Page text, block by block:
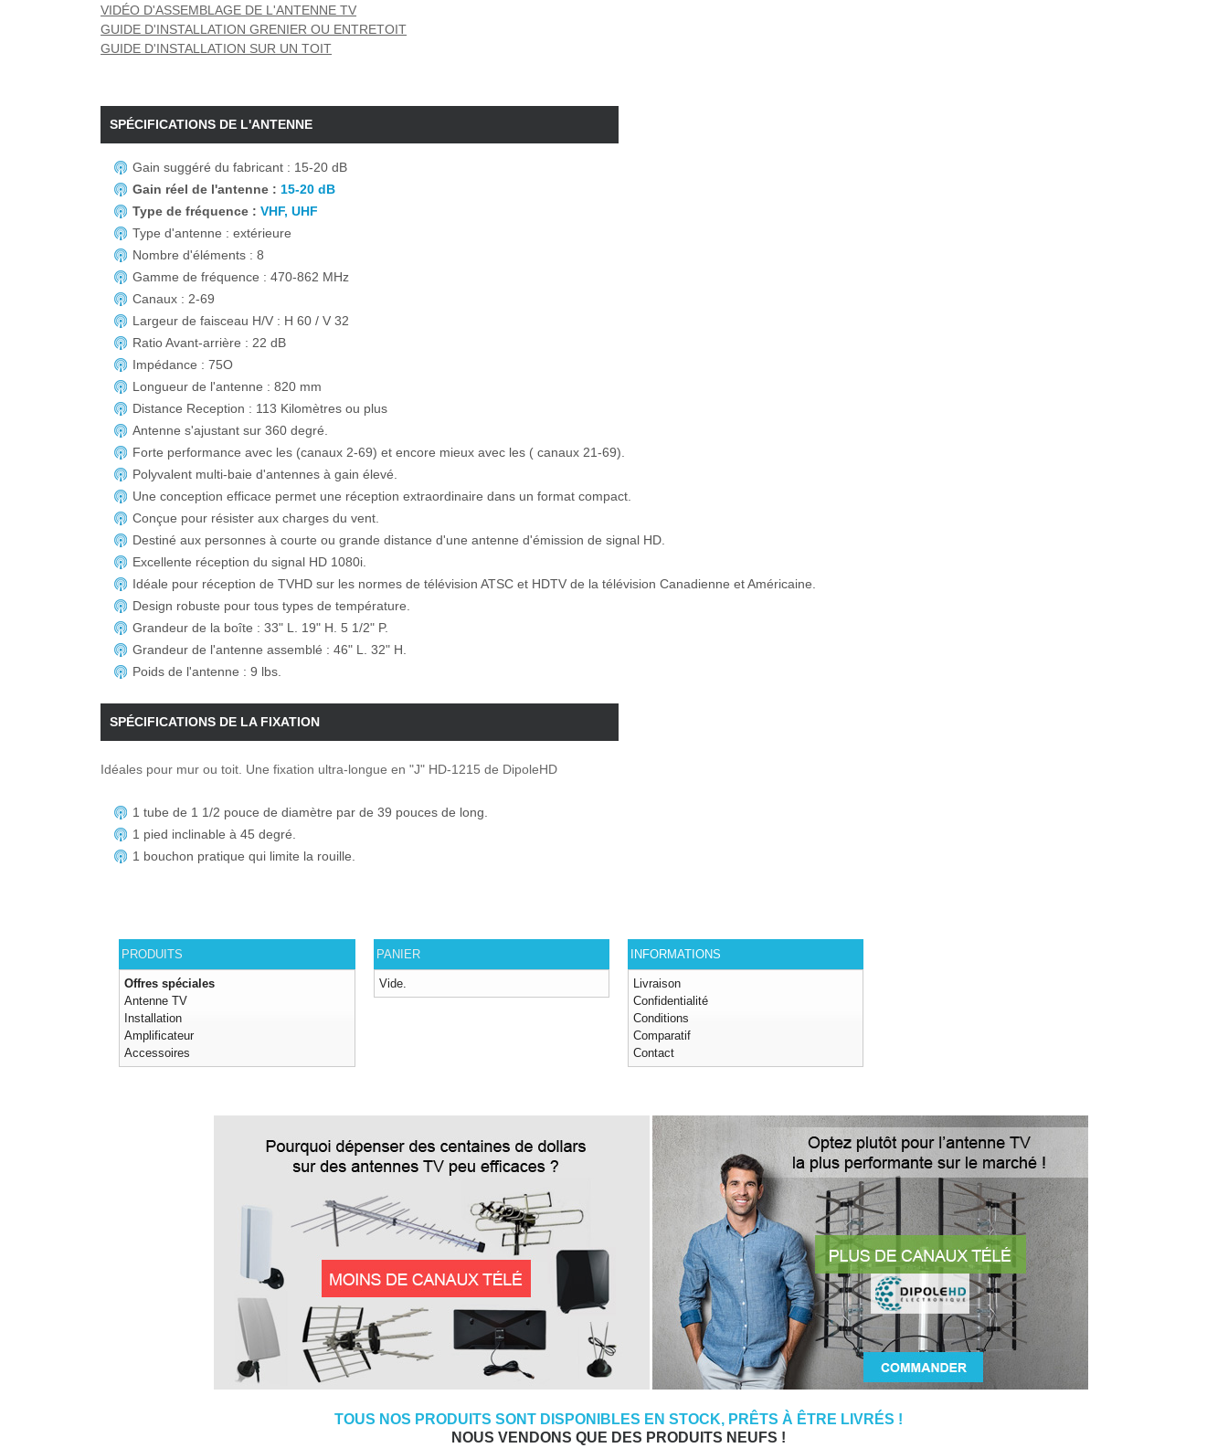
VIDÉO D'ASSEMBLAGE DE L'ANTENNE TV
GUIDE D'INSTALLATION GRENIER OU ENTRETOIT
GUIDE D'INSTALLATION SUR UN TOIT
SPÉCIFICATIONS DE L'ANTENNE
Gain suggéré du fabricant : 15-20 dB
Gain réel de l'antenne : 15-20 dB
Type de fréquence : VHF, UHF
Type d'antenne : extérieure
Nombre d'éléments : 8
Gamme de fréquence : 470-862 MHz
Canaux : 2-69
Largeur de faisceau H/V : H 60 / V 32
Ratio Avant-arrière : 22 dB
Impédance : 75O
Longueur de l'antenne : 820 mm
Distance Reception : 113 Kilomètres ou plus
Antenne s'ajustant sur 360 degré.
Forte performance avec les (canaux 2-69) et encore mieux avec les ( canaux 21-69).
Polyvalent multi-baie d'antennes à gain élevé.
Une conception efficace permet une réception extraordinaire dans un format compact.
Conçue pour résister aux charges du vent.
Destiné aux personnes à courte ou grande distance d'une antenne d'émission de signal HD.
Excellente réception du signal HD 1080i.
Idéale pour réception de TVHD sur les normes de télévision ATSC et HDTV de la télévision Canadienne et Américaine.
Design robuste pour tous types de température.
Grandeur de la boîte : 33" L. 19" H. 5 1/2" P.
Grandeur de l'antenne assemblé : 46" L. 32" H.
Poids de l'antenne : 9 lbs.
SPÉCIFICATIONS DE LA FIXATION
Idéales pour mur ou toit. Une fixation ultra-longue en "J" HD-1215 de DipoleHD
1 tube de 1 1/2 pouce de diamètre par de 39 pouces de long.
1 pied inclinable à 45 degré.
1 bouchon pratique qui limite la rouille.
PRODUITS
Offres spéciales
Antenne TV
Installation
Amplificateur
Accessoires
PANIER
Vide.
INFORMATIONS
Livraison
Confidentialité
Conditions
Comparatif
Contact
TOUS NOS PRODUITS SONT DISPONIBLES EN STOCK, PRÊTS À ÊTRE LIVRÉS !
NOUS VENDONS QUE DES PRODUITS NEUFS !